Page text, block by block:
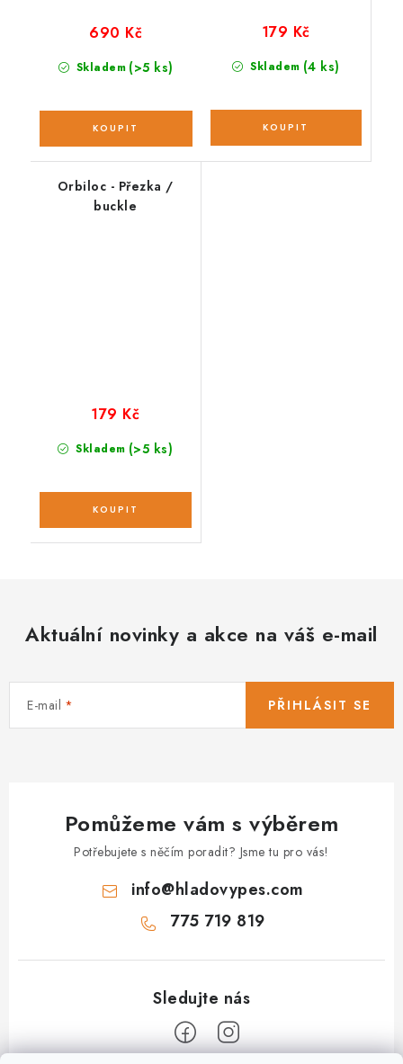
Skladem (>5 ks)
690 Kč
Skladem (4 ks)
179 Kč
Orbiloc - Přezka /
buckle
Skladem (>5 ks)
179 Kč
Aktuální novinky a akce na váš e-mail
E-mail PŘIHLÁSIT SE
Pomůžeme vám s výběrem
Potřebujete s něčím poradit? Jsme tu pro vás!
info@hladovypes.com
775 719 819